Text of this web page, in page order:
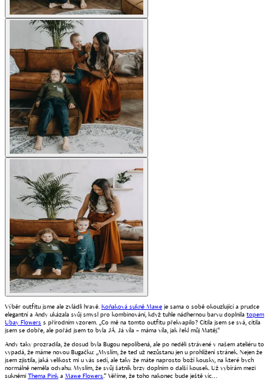
Výběr outfitu jsme ale zvládli hravě. Koňaková sukně Mawe je sama o sobě okouzlující a prudce
elegantní a Andy ukázala svůj smysl pro kombinování, když tuhle nádhernou barvu doplnila topem
Ubay Flowers s přírodním vzorem. „Co mě na tomto outfitu překvapilo? Cítila jsem se svá, cítila
jsem se dobře, ale pořád jsem to byla JÁ. Já víla – máma víla, jak řekl můj Matěj.“
Andy taky prozradila, že dosud byla Bugou nepolíbená, ale po neděli strávené v našem ateliéru to
vypadá, že máme novou Bugačku: „Myslím, že teď už nezůstanu jen u prohlížení stránek. Nejen že
jsem zjistila, jaká velikost mi u vás sedí, ale taky že máte naprosto boží kousky, na které bych
normálně neměla odvahu. Myslím, že svůj šatník brzy doplním o další kousek. Už vybírám mezi
sukněmi Thema Pink a Mawe Flowers.“ Věříme, že toho nakonec bude ještě víc…